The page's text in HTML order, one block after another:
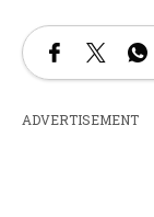
ADVERTISEMENT